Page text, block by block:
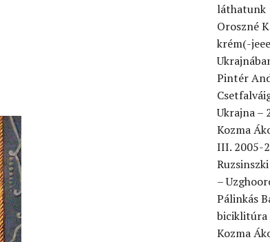
láthatunk
Oroszné
krém(-
Pintér
Ukrajna –
Kozma
III. 2005-
–
Pálinkás
biciklitúra
Kozma